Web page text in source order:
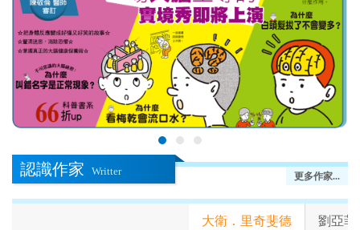
認識作家 Writter 更多作家...
大衛．里奇斐德 劉亞菲